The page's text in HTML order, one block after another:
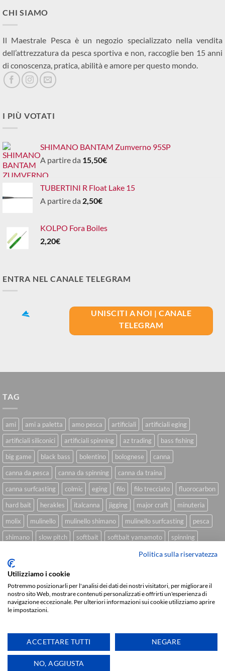
CHI SIAMO
Il Maestrale Pesca è un negozio specializzato nella vendita
dell’attrezzatura da pesca sportiva e non, raccoglie ben 15 anni
di conoscenza, pratica, abilità e amore per questo mondo.
I PIÙ VOTATI
SHIMANO BANTAM Zumverno 95SP
A partire da 15,50€
TUBERTINI R Float Lake 15
A partire da 2,50€
KOLPO Fora Boiles
2,20€
ENTRA NEL CANALE TELEGRAM
UNISCITI A NOI | CANALE
TELEGRAM
TAG
ami ami a paletta amo pesca artificiali
artificiali eging
artificiali siliconici
artificiali spinning az trading
bass fishing
big game
black bass bolentino bolognese
canna
canna da pesca
canna da spinning
canna da traina
canna surfcasting
colmic eging filo filo trecciato
fluorocarbon
hard bait
herakles italcanna jigging major craft
minuteria
molix
mulinello mulinello shimano mulinello surfcasting
pesca
shimano
slow pitch softbait softbait yamamoto
spinning
trecciato trolling tubertini
Sviluppato daWe Blink Design
Delivery
Copyright 2026 © IlMaestralePesca.it
Politica sulla riservatezza
Utilizziamo i cookie
Potremmo posizionarli per l'analisi dei dati dei nostri visitatori, per migliorare il
nostro sito Web, mostrare contenuti personalizzati e offrirti un'esperienza di
navigazione eccezionale. Per ulteriori informazioni sui cookie utilizziamo aprire
le impostazioni.
ACCETTARE TUTTI NEGARE
NO, AGGIUSTA